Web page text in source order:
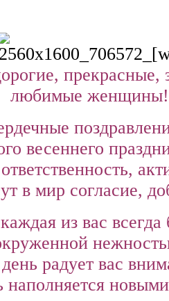
прекрасные,
любимые женщины!
весеннего
в мир согласие,
из вас всегда
радует вас
наполняется